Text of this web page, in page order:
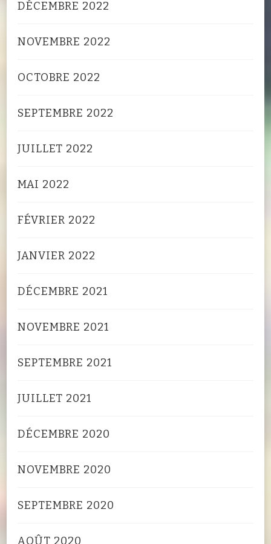
DÉCEMBRE 2022
NOVEMBRE 2022
OCTOBRE 2022
SEPTEMBRE 2022
JUILLET 2022
MAI 2022
FÉVRIER 2022
JANVIER 2022
DÉCEMBRE 2021
NOVEMBRE 2021
SEPTEMBRE 2021
JUILLET 2021
DÉCEMBRE 2020
NOVEMBRE 2020
SEPTEMBRE 2020
AOÛT 2020